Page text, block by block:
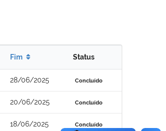
Fim Status
28/06/2025 Concluído
20/06/2025 Concluído
18/06/2025 Concluído